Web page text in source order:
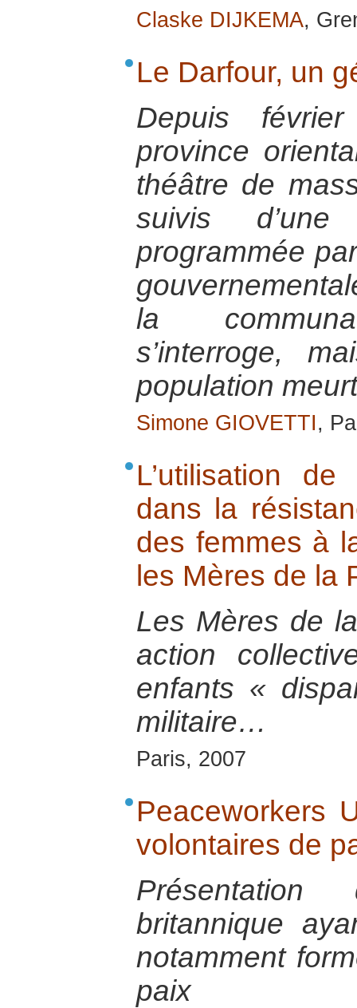
Claske DIJKEMA,
Le Darfour, un
Depuis
province
théâtre de
suivis d’une
programmée
la
s’interroge,
population
Simone GIOVETTI,
L’utilisation
dans la
des femmes à
les Mères de la
Les Mères de
action
enfants «
militaire…
Paris, 2007
Peaceworkers
volontaires de
Présentation
britannique
notamment
paix